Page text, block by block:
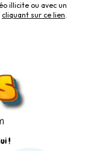
illicite ou avec un
cliquant sur ce lien.
!